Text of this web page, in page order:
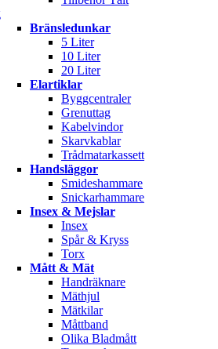
Bränsledunkar
5 Liter
10 Liter
20 Liter
Elartiklar
Byggcentraler
Grenuttag
Kabelvindor
Skarvkablar
Trådmatarkassett
Handsläggor
Smideshammare
Snickarhammare
Insex & Mejslar
Insex
Spår & Kryss
Torx
Mått & Mät
Handräknare
Mäthjul
Mätkilar
Måttband
Olika Bladmått